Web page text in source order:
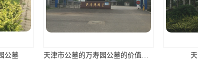
天津墓地价格报价